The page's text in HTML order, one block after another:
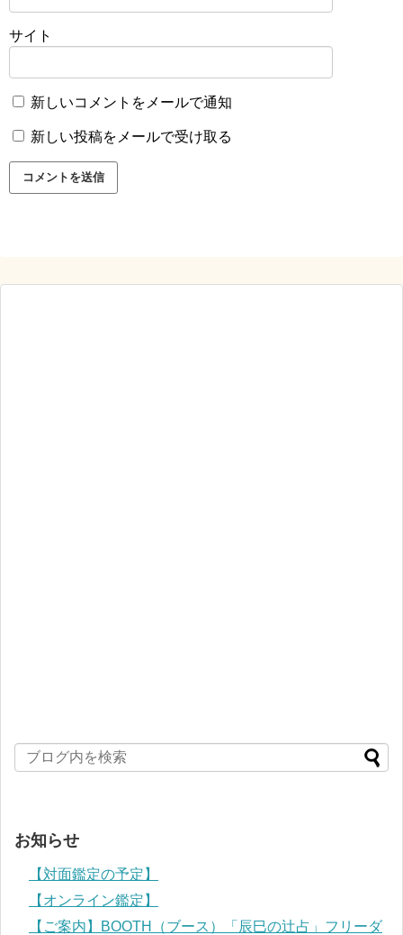
サイト
新しいコメントをメールで通知
新しい投稿をメールで受け取る
お知らせ
【対面鑑定の予定】
【オンライン鑑定】
【ご案内】BOOTH（ブース）「辰巳の辻占」フリーダ